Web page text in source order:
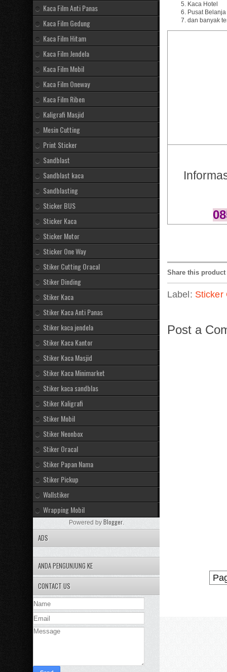
Kaca Hotel
Pusat Belanja
dan banyak
Share this product
Label: Sticker
Post a
Kaca Film Anti Panas
Kaca Film Gedung
Kaca Film Hitam
Kaca Film Jendela
Kaca Film Mobil
Kaca Film Oneway
Kaca Film Riben
Kaligrafi Masjid
Mesin Cutting
Print Sticker
Sandblast
Sandblast kaca
Sandblasting
Sticker BUS
Sticker Kaca
Sticker Motor
Sticker One Way
Stiker Cutting Oracal
Stiker Dinding
Stiker Kaca
Stiker Kaca Anti Panas
Stiker kaca jendela
Stiker Kaca Kantor
Stiker Kaca Masjid
Stiker Kaca Minimarket
Stiker kaca sandblas
Stiker Kaligrafi
Stiker Mobil
Stiker Neonbox
Stiker Oracal
Stiker Papan Nama
Stiker Pickup
Wallstiker
Wrapping Mobil
Powered by Blogger.
ADS
ANDA PENGUNJUNG KE
CONTACT US